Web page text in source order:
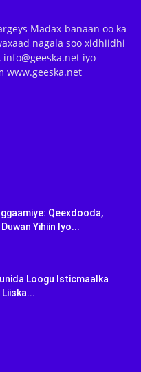
Madax-banaan oo ka
nagala soo xidhiidhi
iyo
www.geeska.net
Qeexdooda,
Yihiin Iyo...
Loogu Isticmaalka
Liiska...